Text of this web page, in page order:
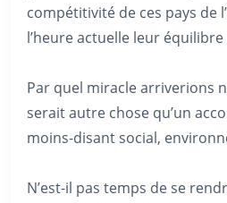
compétitivité de ces pays de
l’heure actuelle leur
Par quel miracle arriverions
serait autre chose qu’un
moins-disant social,
N’est-il pas temps de se